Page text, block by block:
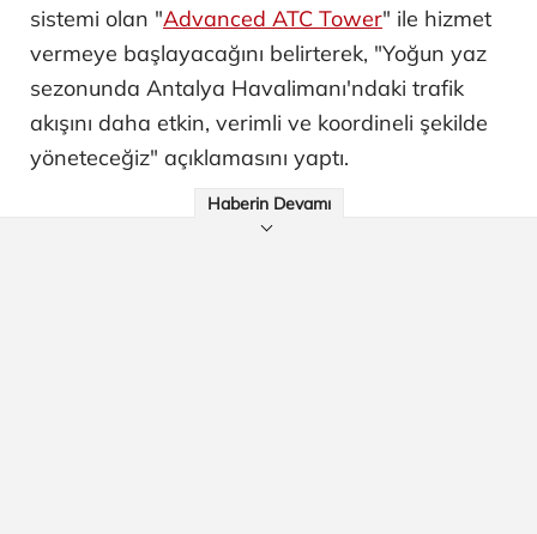
sistemi olan "Advanced ATC Tower" ile hizmet
vermeye başlayacağını belirterek, "Yoğun yaz
sezonunda Antalya Havalimanı'ndaki trafik
akışını daha etkin, verimli ve koordineli şekilde
yöneteceğiz" açıklamasını yaptı.
Haberin Devamı